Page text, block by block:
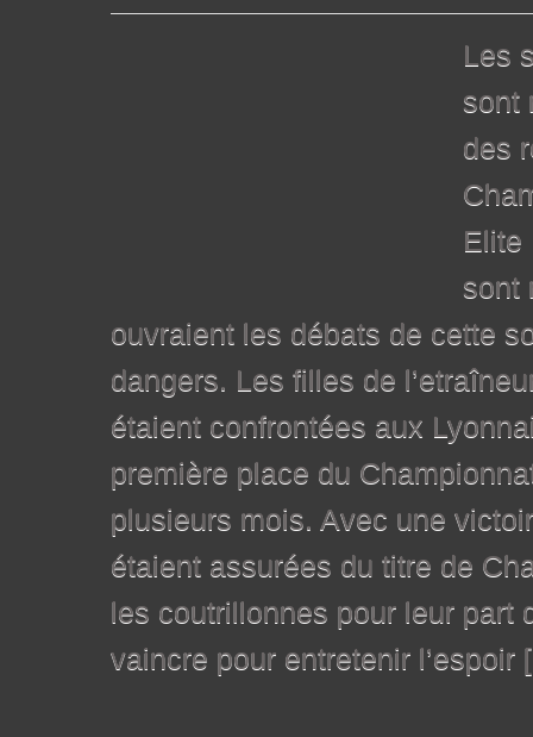
Les
sont
des
Elite
sont
ouvraient les débats de cette
dangers. Les filles de
étaient confrontées aux
première place du
plusieurs mois. Avec une
étaient assurées du titre de
les coutrillonnes pour leur part
vaincre pour entretenir